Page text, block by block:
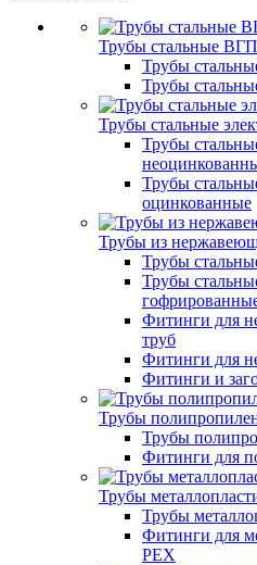
Трубы стальные ВГП
Трубы
Трубы
Трубы стальные
Трубы
Трубы
оцинкованные
Трубы из
Трубы
Трубы
Фитинги для
труб
Фитинги для
Фитинги и
Трубы
Трубы
Фитинги для
Трубы
Трубы
Фитинги для
PEX